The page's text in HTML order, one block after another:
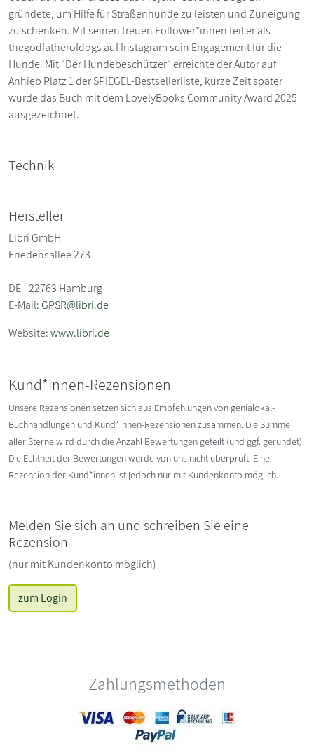
gründete, um Hilfe für Straßenhunde zu leisten und Zuneigung
zu schenken. Mit seinen treuen Follower*innen teil er als
thegodfatherofdogs auf Instagram sein Engagement für die
Hunde. Mit "Der Hundebeschützer" erreichte der Autor auf
Anhieb Platz 1 der SPIEGEL-Bestsellerliste, kurze Zeit später
wurde das Buch mit dem LovelyBooks Community Award 2025
ausgezeichnet.
Technik
Hersteller
Libri GmbH
Friedensallee 273
DE - 22763 Hamburg
E-Mail:GPSR@libri.de
Website:www.libri.de
Kund*innen-Rezensionen
Unsere Rezensionen setzen sich aus Empfehlungen von genialokal-
Buchhandlungen und Kund*innen-Rezensionen zusammen. Die Summe
aller Sterne wird durch die Anzahl Bewertungen geteilt (und ggf. gerundet).
Die Echtheit der Bewertungen wurde von uns nicht überprüft. Eine
Rezension der Kund*innen ist jedoch nur mit Kundenkonto möglich.
Melden Sie sich an und schreiben Sie eine
Rezension
(nur mit Kundenkonto möglich)
zum Login
Zahlungsmethoden